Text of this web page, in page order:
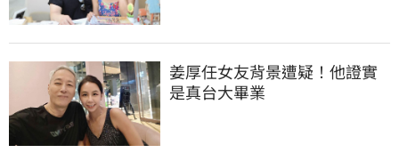
姜厚任女友背景遭疑！他證實
是真台大畢業